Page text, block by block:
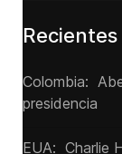
Colombia:
presidencia
EUA: Charlie